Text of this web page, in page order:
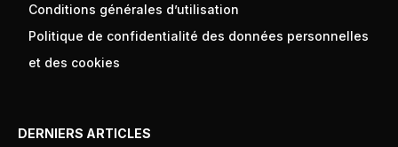
Conditions générales d’utilisation
Politique de confidentialité des données personnelles
et des cookies
DERNIERS ARTICLES